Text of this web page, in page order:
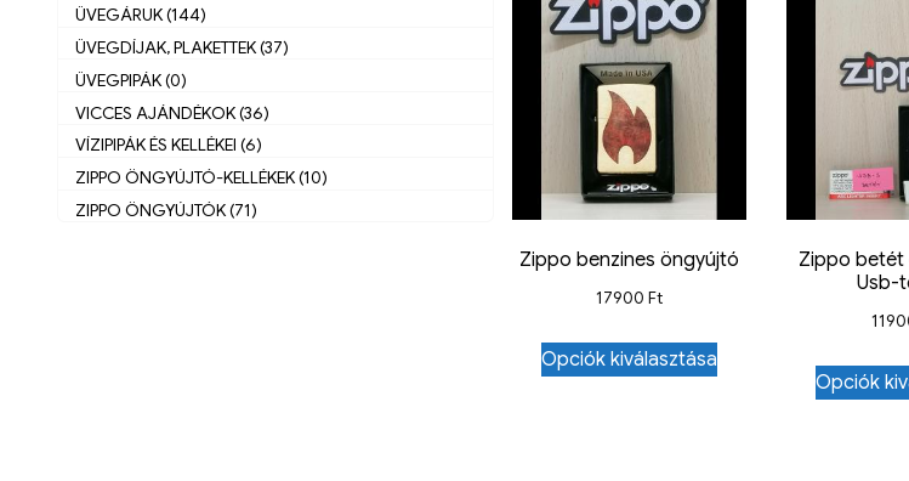
Zippo benzines öngyújtó
17900 Ft
Opciók kiválasztása
Zippo betét
Usb-
Opciók
ÜVEGÁRUK (144)
ÜVEGDÍJAK, PLAKETTEK (37)
ÜVEGPIPÁK (0)
VICCES AJÁNDÉKOK (36)
VÍZIPIPÁK ÉS KELLÉKEI (6)
ZIPPO ÖNGYÚJTÓ-KELLÉKEK (10)
ZIPPO ÖNGYÚJTÓK (71)